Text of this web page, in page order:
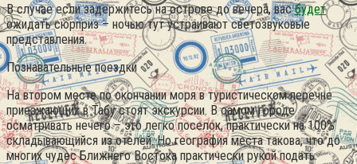
В случае если задержитесь на острове до вечера, васбудет
ожидать сюрприз – ночью тут устраивают светозвуковые
представления.
Познавательные поездки
На втором месте по окончании моря в туристическом перечне
приезжающих в Табу стоят экскурсии. В самом городе
осматривать нечего – это легко поселок, практически на 100%
складывающийся из отелей. Но география места такова, что до
многих чудес Ближнего Востока практически рукой подать.